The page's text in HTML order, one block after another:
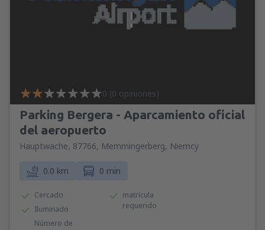
0 (0 opiniones)
Parking Bergera - Aparcamiento oficial
del aeropuerto
Hauptwache, 87766, Memmingerberg, Niemcy
0.0 km 0 min
Cercado
Iluminado
Número de
matrícula
requerido